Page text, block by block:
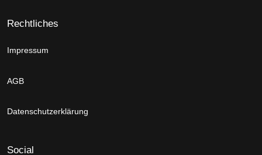
Rechtliches
Impressum
AGB
Datenschutzerklärung
Social